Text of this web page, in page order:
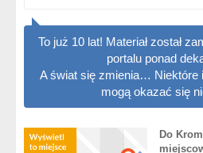
To już 10 lat! Materiał został
portalu ponad
A świat się zmienia… Niektóre
mogą okazać się
Do